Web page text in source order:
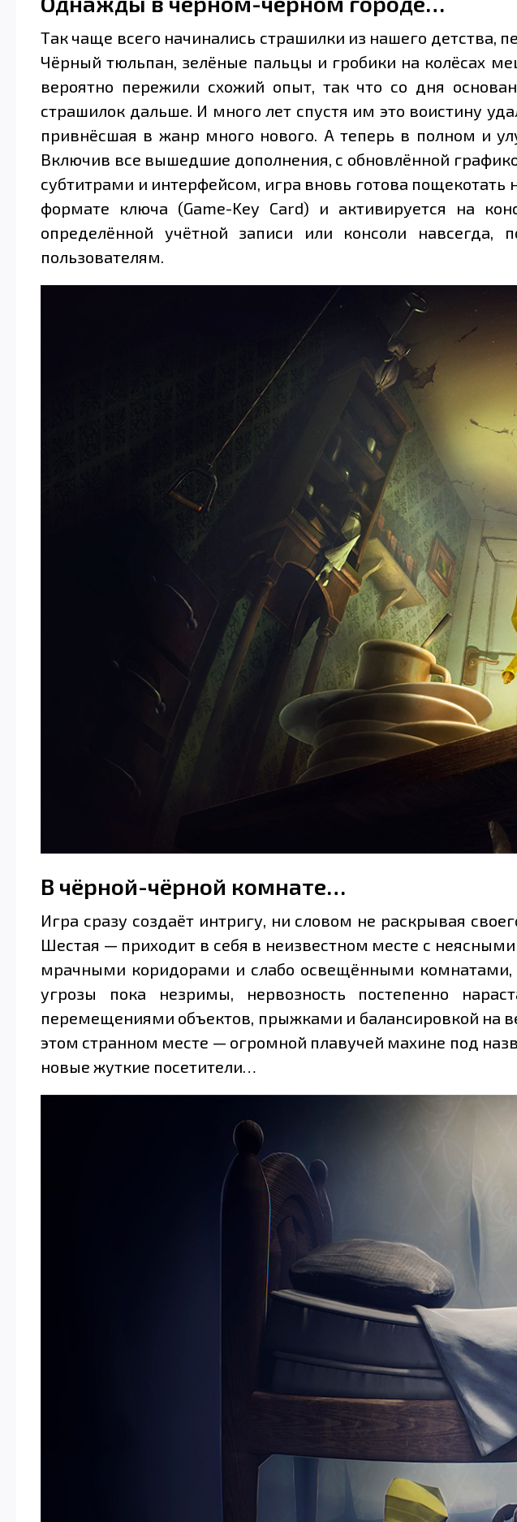
Так чаще всего начинались страшилки из нашего детства,
Чёрный тюльпан, зелёные пальцы и гробики на колёсах
вероятно пережили схожий опыт, так что со дня
страшилок дальше. И много лет спустя им это воистину
привнёсшая в жанр много нового. А теперь в полном и
Включив все вышедшие дополнения, с обновлённой
субтитрами и интерфейсом, игра вновь готова пощекотать
формате ключа (Game-Key Card) и активируется на
определённой учётной записи или консоли
пользователям.
В чёрной-чёрной комнате…
Игра сразу создаёт интригу, ни словом не раскрывая
Шестая — приходит в себя в неизвестном месте с
мрачными коридорами и слабо освещёнными комнатами,
угрозы пока незримы, нервозность постепенно
перемещениями объектов, прыжками и балансировкой на
этом странном месте — огромной плавучей махине под
новые жуткие посетители…